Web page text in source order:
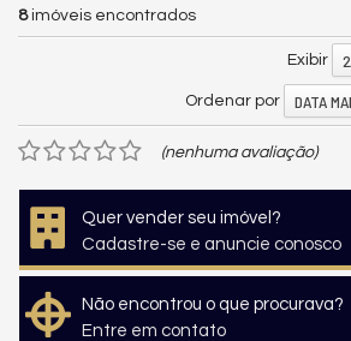
8imóveis encontrados
Exibir
Ordenar por DATA
(nenhuma avaliação)
Quer vender seu imóvel?
Cadastre-se e anuncie conosco
Não encontrou o que procurava?
Entre em contato